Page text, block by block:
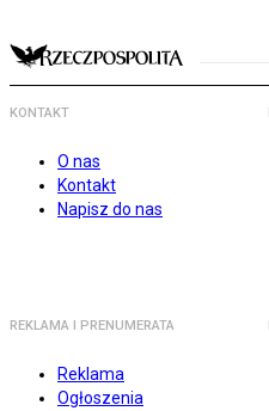
KONTAKT
O nas
Kontakt
Napisz do nas
REKLAMA I PRENUMERATA
Reklama
Ogłoszenia